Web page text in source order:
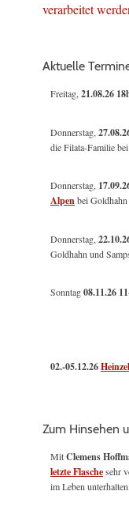
verarbeitet
Aktuelle
Freitag,21.08.26
Donnerstag,
die Filata-Familie
Donnerstag,
Alpenbei
Donnerstag,
Goldhahn und
Sonntag08.11.26
02.-05.12.26
Zum Hinsehen
MitClemens
letzte Flaschesehr
im Leben unterhalten.